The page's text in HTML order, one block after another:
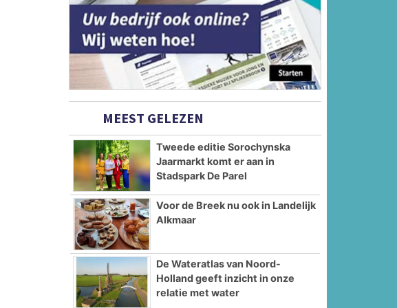
MEEST GELEZEN
Tweede editie Sorochynska
Jaarmarkt komt er aan in
Stadspark De Parel
Voor de Breek nu ook in Landelijk
Alkmaar
De Wateratlas van Noord-
Holland geeft inzicht in onze
relatie met water